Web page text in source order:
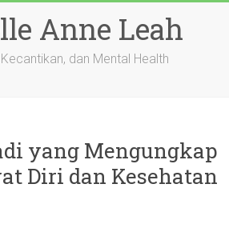
Anne Leah
dan Mental Health
yang Mengungkap
Diri dan Kesehatan